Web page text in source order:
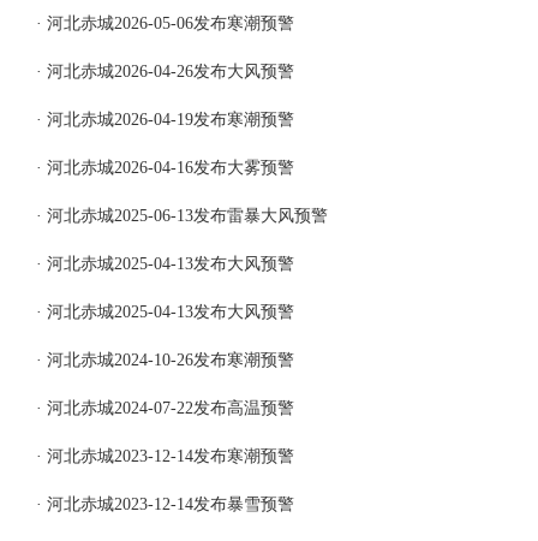
· 河北赤城2026-05-06发布寒潮预警
· 河北赤城2026-04-26发布大风预警
· 河北赤城2026-04-19发布寒潮预警
· 河北赤城2026-04-16发布大雾预警
· 河北赤城2025-06-13发布雷暴大风预警
· 河北赤城2025-04-13发布大风预警
· 河北赤城2025-04-13发布大风预警
· 河北赤城2024-10-26发布寒潮预警
· 河北赤城2024-07-22发布高温预警
· 河北赤城2023-12-14发布寒潮预警
· 河北赤城2023-12-14发布暴雪预警